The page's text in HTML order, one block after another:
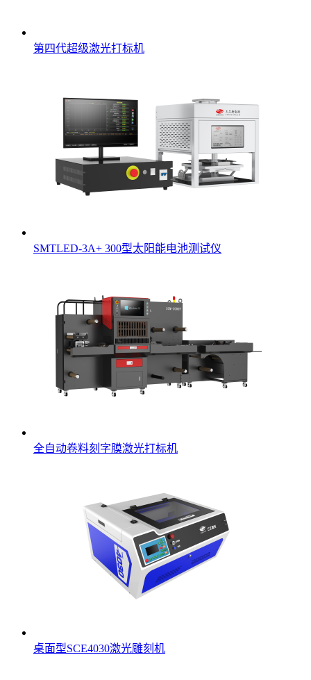
第四代超级激光打标机
SMTLED-3A+ 300型太阳能电池测试仪
全自动卷料刻字膜激光打标机
桌面型SCE4030激光雕刻机